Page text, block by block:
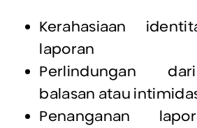
Kerahasiaan
laporan
Perlindungan
balasan atau
Penanganan